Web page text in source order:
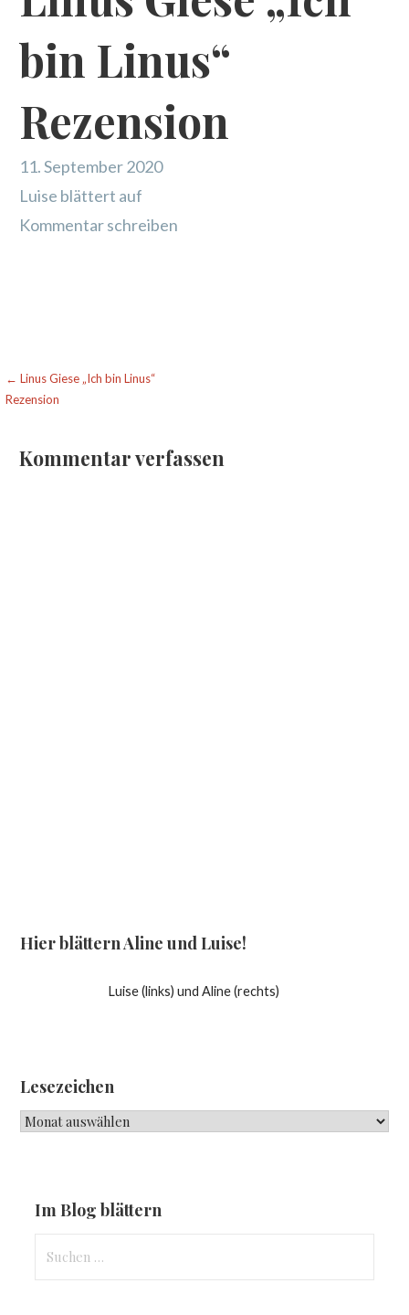
bin Linus“
Rezension
11. September 2020
Luise blättert auf
Kommentar schreiben
Beitragsnavigation
← Linus Giese „Ich bin Linus“
Rezension
Kommentar verfassen
Hier blättern Aline und Luise!
Luise (links) und Aline (rechts)
Lesezeichen
Lesezeichen
Im Blog blättern
nach: